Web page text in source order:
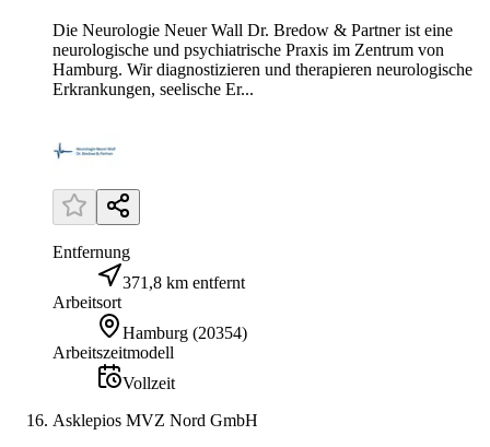
Die Neurologie Neuer Wall Dr. Bredow & Partner ist eine
neurologische und psychiatrische Praxis im Zentrum von
Hamburg. Wir diagnostizieren und therapieren neurologische
Erkrankungen, seelische Er...
Entfernung
371,8 km entfernt
Arbeitsort
Hamburg (20354)
Arbeitszeitmodell
Vollzeit
Asklepios MVZ Nord GmbH